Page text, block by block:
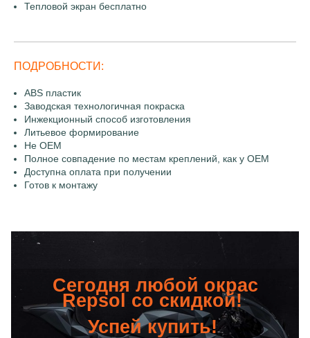
Тепловой экран бесплатно
ПОДРОБНОСТИ:
ABS пластик
Заводская технологичная покраска
Инжекционный способ изготовления
Литьевое формирование
Не OEM
Полное совпадение по местам креплений, как у OEM
Доступна оплата при получении
Готов к монтажу
Сегодня любой окрас
Repsol со скидкой!
Успей купить!